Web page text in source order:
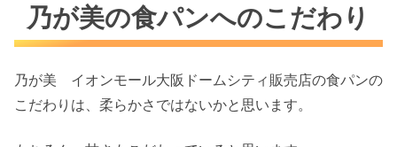
乃が美の食パンへのこだわり
乃が美 イオンモール大阪ドームシティ販売店の食パンの
こだわりは、柔らかさではないかと思います。